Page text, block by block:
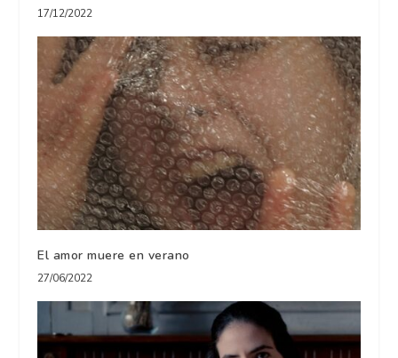
17/12/2022
El amor muere en verano
27/06/2022